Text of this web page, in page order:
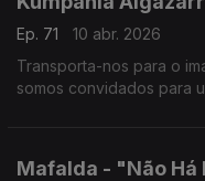
Ep. 71
10 abr. 2026
Transporta-nos para o
somos convidados para
Mafalda - "Não Há